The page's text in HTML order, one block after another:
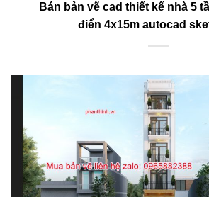
Bán bản vẽ cad thiết kế nhà 5
điển 4x15m autocad